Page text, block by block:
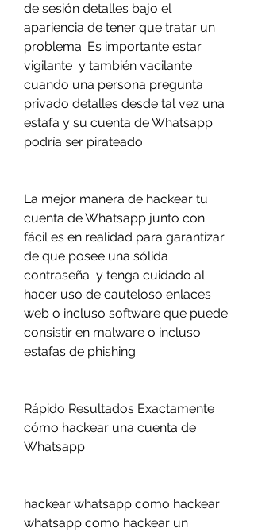
de sesión detalles bajo el
apariencia de tener que tratar un
problema. Es importante estar
vigilante  y también vacilante
cuando una persona pregunta
privado detalles desde tal vez una
estafa y su cuenta de Whatsapp
podría ser pirateado.
La mejor manera de hackear tu
cuenta de Whatsapp junto con
fácil es en realidad para garantizar
de que posee una sólida
contraseña  y tenga cuidado al
hacer uso de cauteloso enlaces
web o incluso software que puede
consistir en malware o incluso
estafas de phishing.
Rápido Resultados Exactamente
cómo hackear una cuenta de
Whatsapp
hackear whatsapp como hackear
whatsapp como hackear un